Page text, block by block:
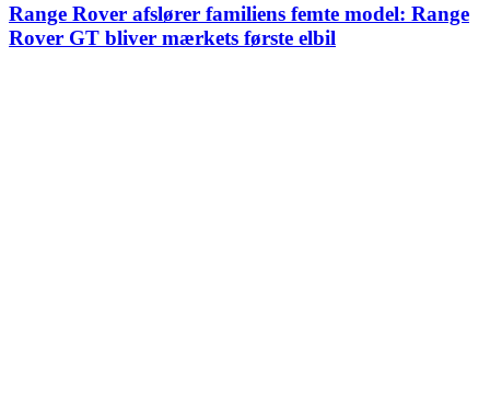
Range Rover afslører familiens femte model: Range
Rover GT bliver mærkets første elbil